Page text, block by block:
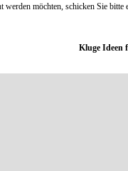
möchten, schicken Sie bitte
Kluge Ideen